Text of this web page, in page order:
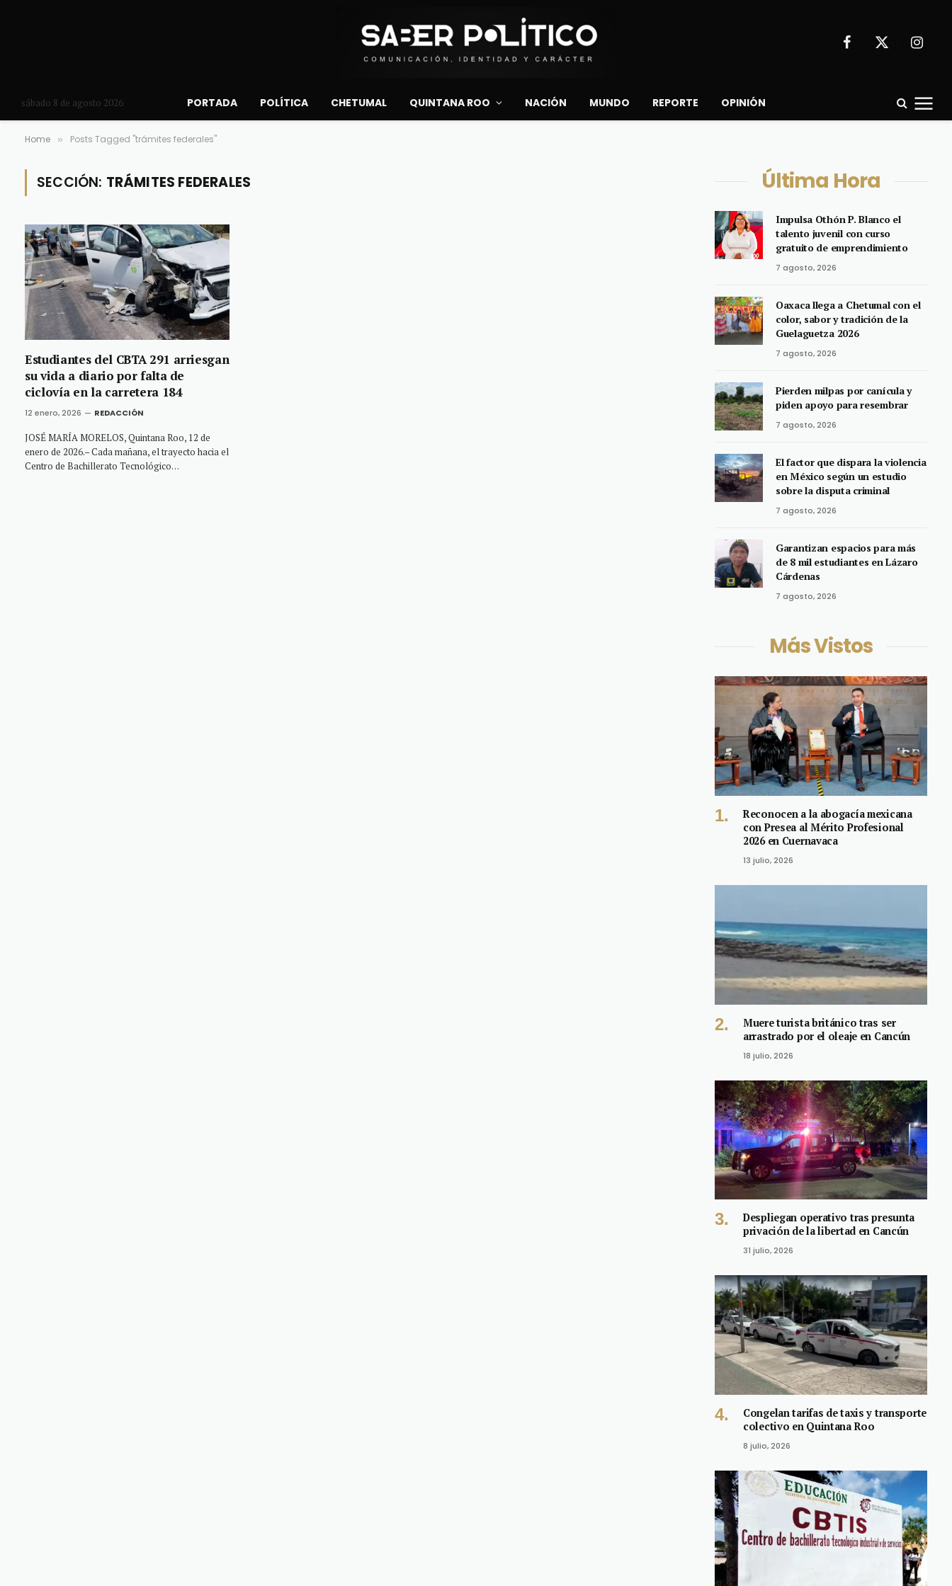
Facebook
X
sábado 8 de agosto 2026 PORTADA POLÍTICA CHETUMAL QUINTANA ROO NACIÓN MUNDO REPORTE OPINIÓN
Home » Posts Tagged "trámites federales"
SECCIÓN: TRÁMITES FEDERALES
Estudiantes del CBTA 291 arriesgan
su vida a diario por falta de
ciclovía en la carretera 184
12 enero, 2026 REDACCIÓN
JOSÉ MARÍA MORELOS, Quintana Roo, 12 de
enero de 2026.– Cada mañana, el trayecto hacia el
Centro de Bachillerato Tecnológico…
Última Hora
Impulsa Othón P. Blanco el
talento juvenil con curso
gratuito de emprendimiento
7 agosto, 2026
Oaxaca llega a Chetumal con el
color, sabor y tradición de la
Guelaguetza 2026
7 agosto, 2026
Pierden milpas por canícula y
piden apoyo para resembrar
7 agosto, 2026
El factor que dispara la violencia
en México según un estudio
sobre la disputa criminal
7 agosto, 2026
Garantizan espacios para más
de 8 mil estudiantes en Lázaro
Cárdenas
7 agosto, 2026
Más Vistos
Reconocen a la abogacía mexicana
con Presea al Mérito Profesional
2026 en Cuernavaca
13 julio, 2026
Muere turista británico tras ser
arrastrado por el oleaje en Cancún
18 julio, 2026
Despliegan operativo tras presunta
privación de la libertad en Cancún
31 julio, 2026
Congelan tarifas de taxis y transporte
colectivo en Quintana Roo
8 julio, 2026